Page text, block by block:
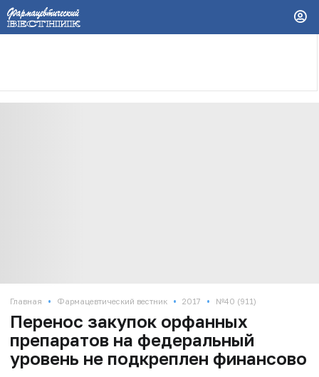
Главная • Фармацевтический вестник • 2017 • №40 (911)
Перенос закупок орфанных
препаратов на федеральный
уровень не подкреплен финансово